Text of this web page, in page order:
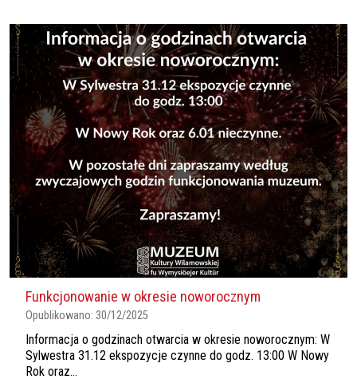
Funkcjonowanie w okresie noworocznym
Opublikowano: 30/12/2025
Informacja o godzinach otwarcia w okresie noworocznym: W
Sylwestra 31.12 ekspozycje czynne do godz. 13:00 W Nowy
Rok oraz...